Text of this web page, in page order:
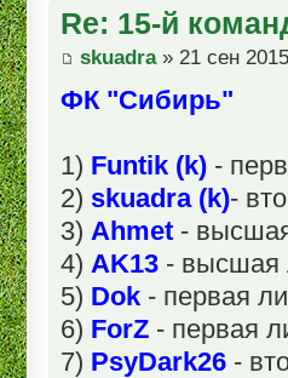
Re: 15-й
skuadra» 21 сен
ФК "Сибирь"
1) Funtik (k) -
2) skuadra (k)-
3) Ahmet -
4) AK13 - высшая
5) Dok - первая
6) ForZ - первая
7) PsyDark26 -